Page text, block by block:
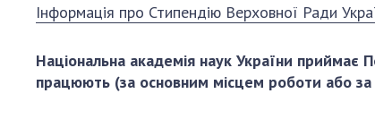
Інформація про Стипендію Верховної Ради
Національна академія наук України приймає
працюють (за основним місцем роботи або